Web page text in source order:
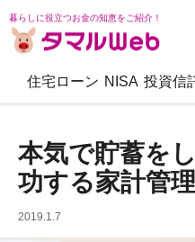
暮らしに役立つお金の知恵をご紹介！
住宅ローン NISA 投資信
本気で貯蓄を
功する家計管
2019.1.7